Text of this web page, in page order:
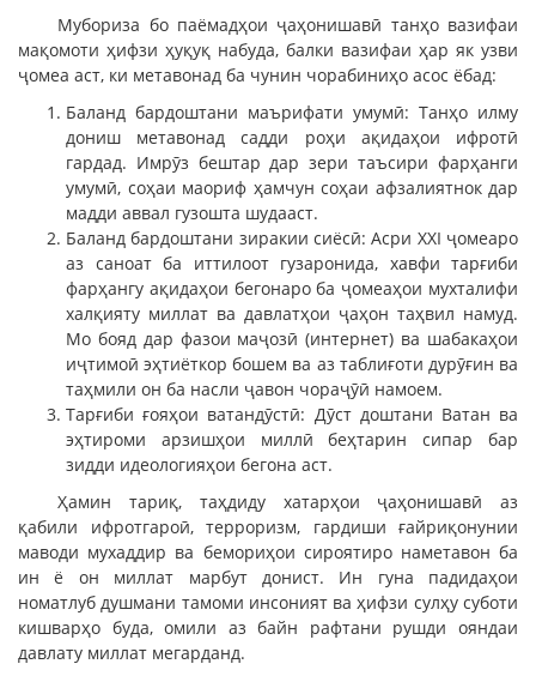
Мубориза бо паёмадҳои ҷаҳонишавӣ танҳо вазифаи
мақомоти ҳифзи ҳуқуқ набуда, балки вазифаи ҳар як узви
ҷомеа аст, ки метавонад ба чунин чорабиниҳо асос ёбад:
Баланд бардоштани маърифати умумӣ: Танҳо илму
дониш метавонад садди роҳи ақидаҳои ифротӣ
гардад. Имрӯз бештар дар зери таъсири фарҳанги
умумӣ, соҳаи маориф ҳамчун соҳаи афзалиятнок дар
мадди аввал гузошта шудааст.
Баланд бардоштани зиракии сиёсӣ: Асри XXI ҷомеаро
аз саноат ба иттилоот гузаронида, хавфи тарғиби
фарҳангу ақидаҳои бегонаро ба ҷомеаҳои мухталифи
халқияту миллат ва давлатҳои ҷаҳон таҳвил намуд.
Мо бояд дар фазои маҷозӣ (интернет) ва шабакаҳои
иҷтимоӣ эҳтиёткор бошем ва аз таблиғоти дурӯғин ва
таҳмили он ба насли ҷавон чораҷӯӣ намоем.
Тарғиби ғояҳои ватандӯстӣ: Дӯст доштани Ватан ва
эҳтироми арзишҳои миллӣ беҳтарин сипар бар
зидди идеологияҳои бегона аст.
Ҳамин тариқ, таҳдиду хатарҳои ҷаҳонишавӣ аз
қабили ифротгароӣ, терроризм, гардиши ғайриқонунии
маводи мухаддир ва бемориҳои сироятиро наметавон ба
ин ё он миллат марбут донист. Ин гуна падидаҳои
номатлуб душмани тамоми инсоният ва ҳифзи сулҳу суботи
кишварҳо буда, омили аз байн рафтани рушди ояндаи
давлату миллат мегарданд.